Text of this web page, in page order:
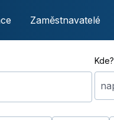
Zaměstnavatelé
Kde?